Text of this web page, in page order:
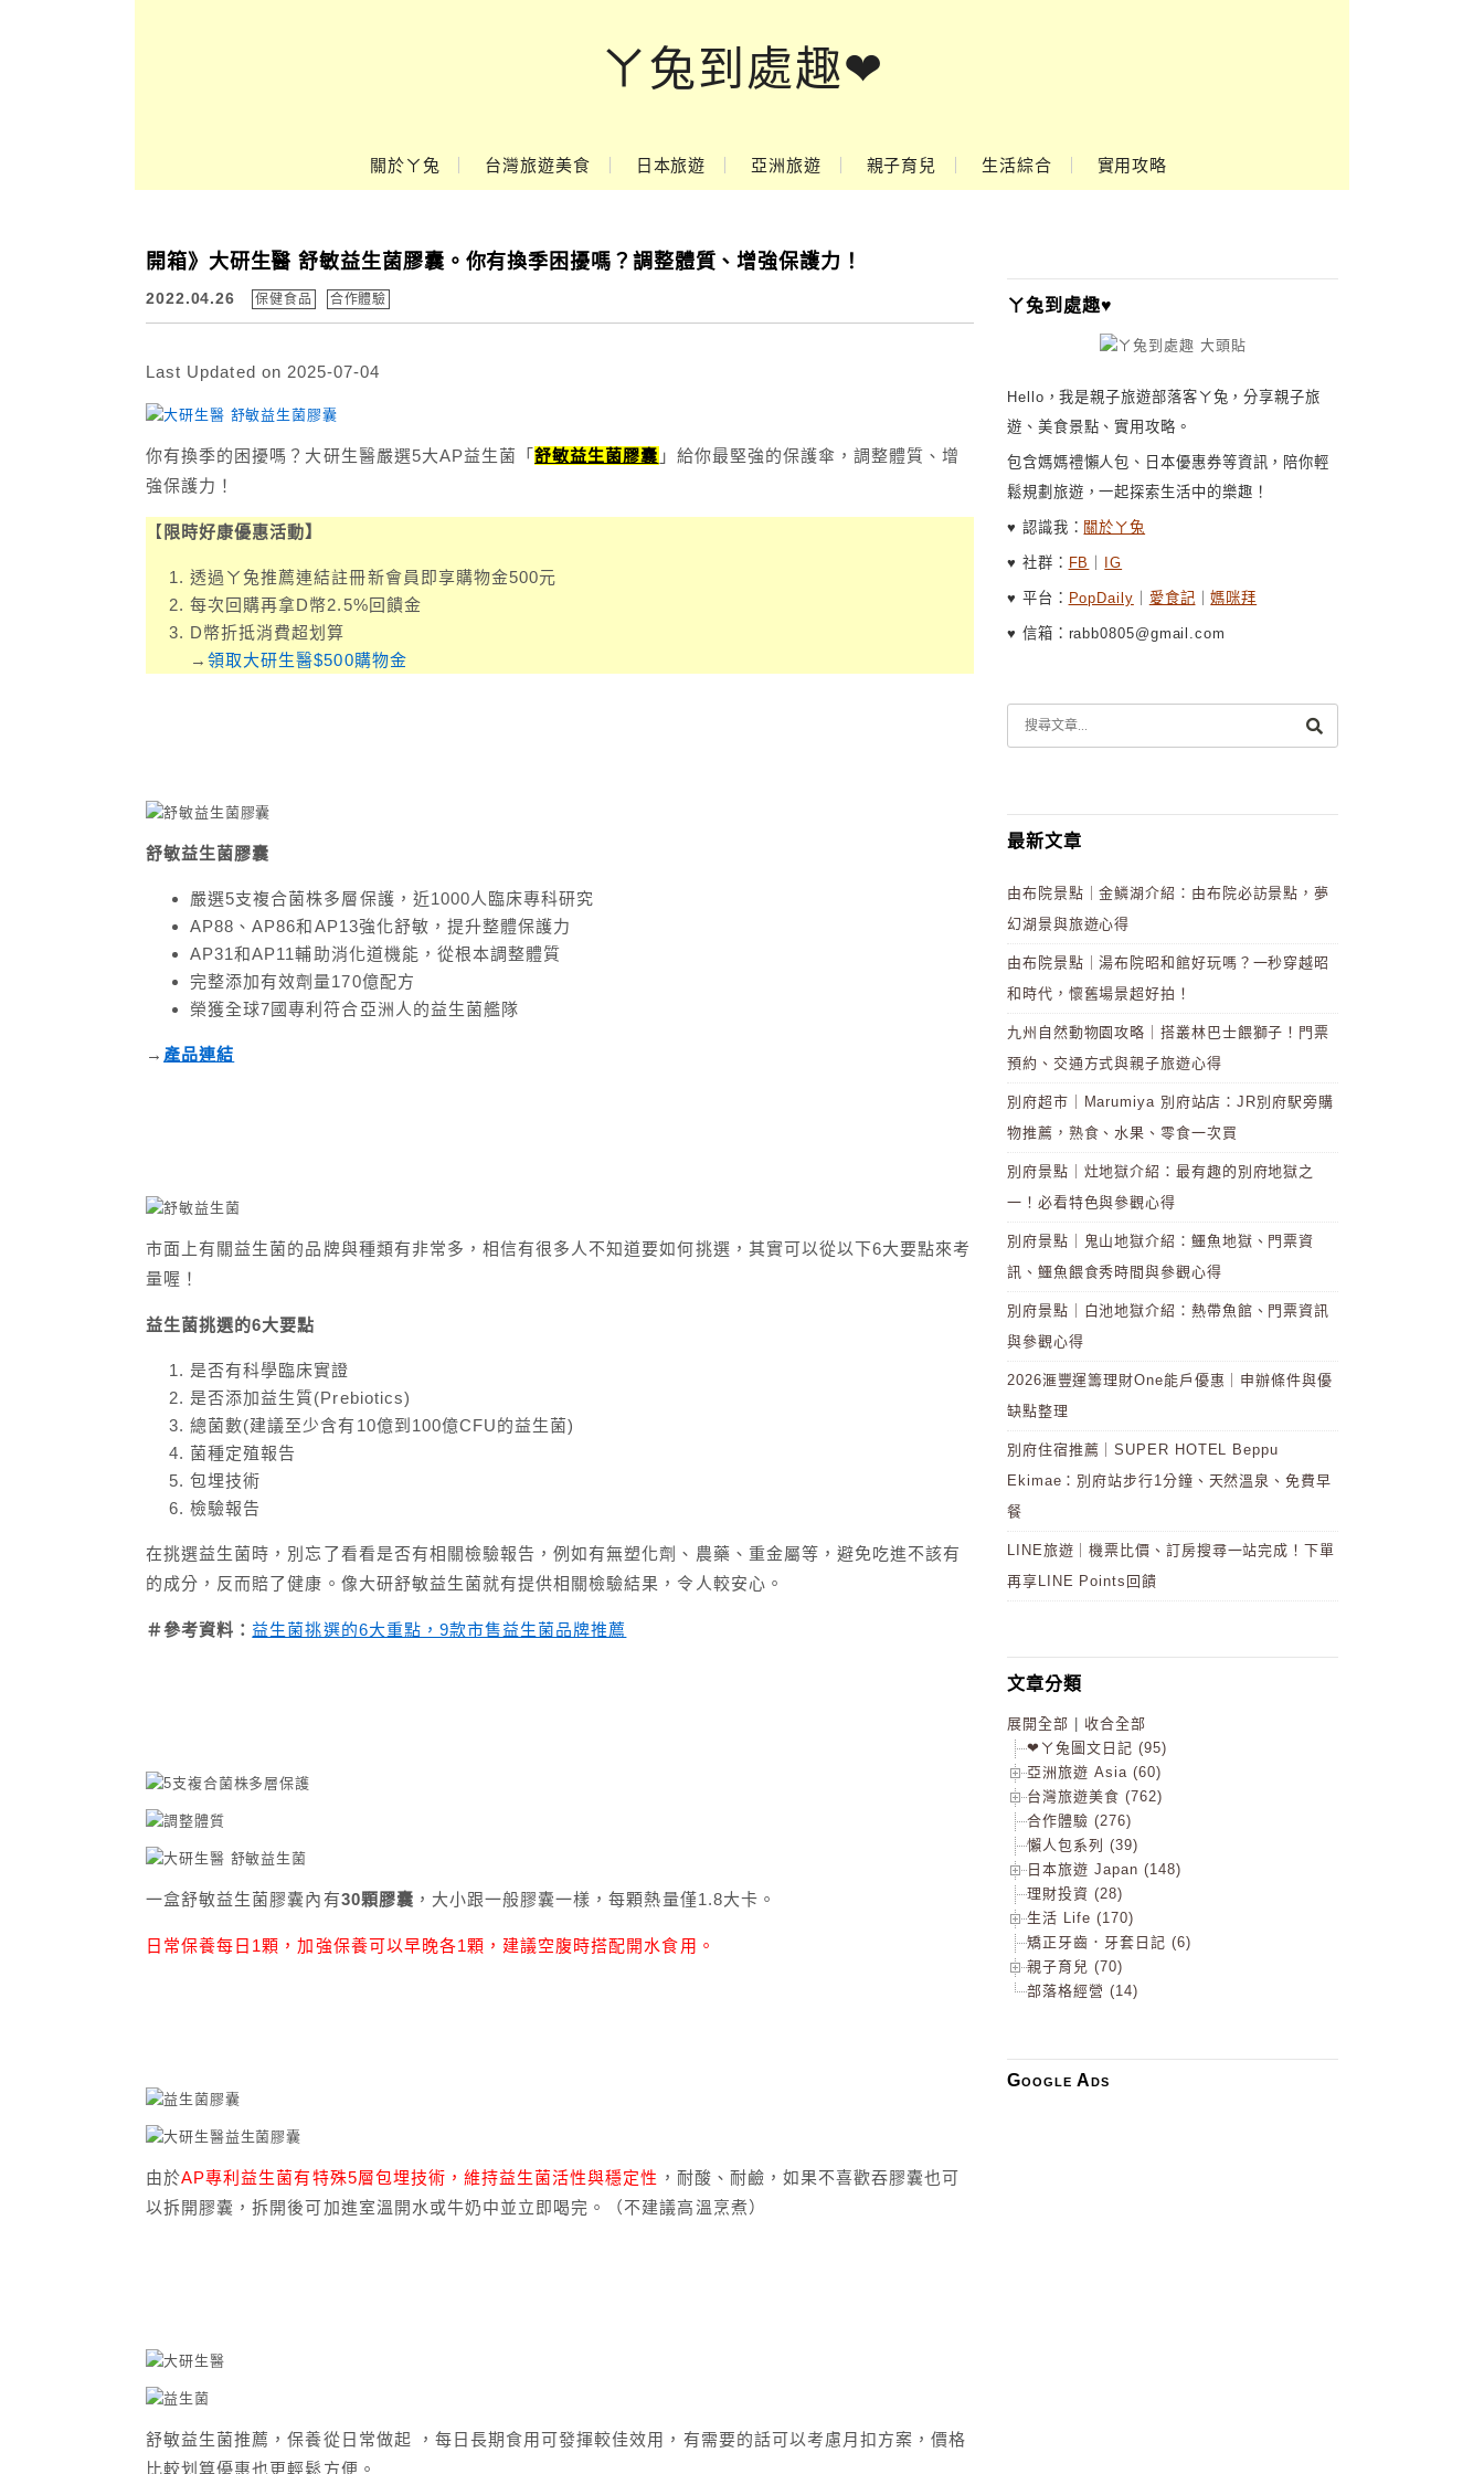
ㄚ兔到處趣❤
關於ㄚ兔 台灣旅遊美食 日本旅遊 亞洲旅遊 親子育兒 生活綜合 實用攻略
開箱》大研生醫 舒敏益生菌膠囊。你有換季困擾嗎？調整體質、增強保護力！
2022.04.26 保健食品 合作體驗
Last Updated on 2025-07-04
你有換季的困擾嗎？大研生醫嚴選5大AP益生菌「舒敏益生菌膠囊 」給你最堅強的保護傘，調整體質、增
強保護力！
【 限時好康優惠活動】
透過ㄚ兔推薦連結註冊新會員即享購物金500元
每次回購再拿D幣2.5%回饋金
D幣折抵消費超划算
→領取大研生醫$500購物金
舒敏益生菌膠囊
嚴選5支複合菌株多層保護，近1000人臨床專科研究
AP88、AP86和AP13強化舒敏，提升整體保護力
AP31和AP11輔助消化道機能，從根本調整體質
完整添加有效劑量170億配方
榮獲全球7國專利符合亞洲人的益生菌艦隊
→ 產品連結
市面上有關益生菌的品牌與種類有非常多，相信有很多人不知道要如何挑選，其實可以從以下6大要點來考
量喔！
益生菌挑選的6大要點
是否有科學臨床實證
是否添加益生質(Prebiotics)
總菌數(建議至少含有10億到100億CFU的益生菌)
菌種定殖報告
包埋技術
檢驗報告
在挑選益生菌時，別忘了看看是否有相關檢驗報告，例如有無塑化劑、農藥、重金屬等，避免吃進不該有
的成分，反而賠了健康。像大研舒敏益生菌就有提供相關檢驗結果，令人較安心。
＃參考資料： 益生菌挑選的6大重點，9款市售益生菌品牌推薦
一盒舒敏益生菌膠囊內有30顆膠囊 ，大小跟一般膠囊一樣，每顆熱量僅1.8大卡。
日常保養每日1顆，加強保養可以早晚各1顆，建議空腹時搭配開水食用。
由於AP專利益生菌有特殊5層包埋技術，維持益生菌活性與穩定性 ，耐酸、耐鹼，如果不喜歡吞膠囊也可
以拆開膠囊，拆開後可加進室溫開水或牛奶中並立即喝完。（不建議高溫烹煮）
舒敏益生菌推薦，保養從日常做起 ，每日長期食用可發揮較佳效用，有需要的話可以考慮月扣方案，價格
比較划算優惠也更輕鬆方便。
ㄚ兔到處趣♥
Hello，我是親子旅遊部落客ㄚ兔，分享親子旅
遊、美食景點、實用攻略。
包含媽媽禮懶人包、日本優惠券等資訊，陪你輕
鬆規劃旅遊，一起探索生活中的樂趣！
♥ 認識我： 關於ㄚ兔
♥ 社群： FB IG
♥ 平台： PopDaily 愛食記 ｜媽咪拜
♥ 信箱：rabb0805@gmail.com
最新文章
由布院景點｜金鱗湖介紹：由布院必訪景點，夢
幻湖景與旅遊心得
由布院景點｜湯布院昭和館好玩嗎？一秒穿越昭
和時代，懷舊場景超好拍！
九州自然動物園攻略｜搭叢林巴士餵獅子！門票
預約、交通方式與親子旅遊心得
別府超市｜Marumiya 別府站店：JR別府駅旁購
物推薦，熟食、水果、零食一次買
別府景點｜灶地獄介紹：最有趣的別府地獄之
一！必看特色與參觀心得
別府景點｜鬼山地獄介紹：鱷魚地獄、門票資
訊、鱷魚餵食秀時間與參觀心得
別府景點｜白池地獄介紹：熱帶魚館、門票資訊
與參觀心得
2026滙豐運籌理財One能戶優惠｜申辦條件與優
缺點整理
別府住宿推薦｜SUPER HOTEL Beppu
Ekimae：別府站步行1分鐘、天然溫泉、免費早
餐
LINE旅遊｜機票比價、訂房搜尋一站完成！下單
再享LINE Points回饋
文章分類
展開全部
收合全部
❤ㄚ兔圖文日記 (95)
亞洲旅遊 Asia (60)
台灣旅遊美食 (762)
合作體驗 (276)
懶人包系列 (39)
日本旅遊 Japan (148)
理財投資 (28)
生活 Life (170)
矯正牙齒．牙套日記 (6)
親子育兒 (70)
部落格經營 (14)
Google Ads